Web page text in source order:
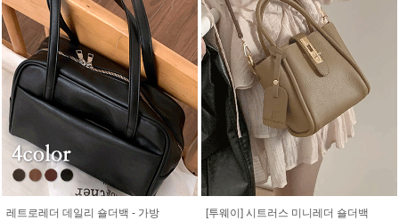
레트로레더 데일리 숄더백 - 가방
[투웨이] 시트러스 미니레더 숄더백